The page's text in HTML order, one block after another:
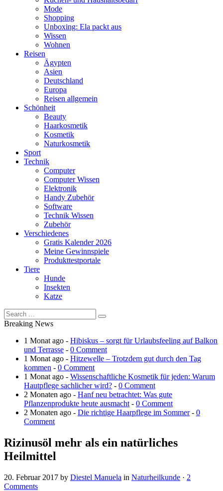
Mode
Shopping
Unboxing: Ela packt aus
Wissen
Wohnen
Reisen
Ägypten
Asien
Deutschland
Europa
Reisen allgemein
Schönheit
Beauty
Haarkosmetik
Kosmetik
Naturkosmetik
Sport
Technik
Computer
Computer Wissen
Elektronik
Handy Zubehör
Software
Technik Wissen
Zubehör
Verschiedenes
Gratis Kalender 2026
Meine Gewinnspiele
Produkttestportale
Tiere
Hunde
Insekten
Katze
Breaking News
1 Monat ago - Hibiskus – sorgt für Urlaubsfeeling auf Balkon
und Terrasse - 0 Comment
1 Monat ago - Hitzewelle – Trotzdem gut durch den Tag
kommen - 0 Comment
1 Monat ago - Wissenschaftliche Kosmetik für jeden: Warum
Hautpflege sachlicher wird? - 0 Comment
2 Monaten ago - Hanf neu betrachtet: Was gute
Pflanzenprodukte heute ausmacht - 0 Comment
2 Monaten ago - Die richtige Haarpflege im Sommer- 0
Comment
Rizinusöl mehr als ein natürliches
Heilmittel
20. Februar 2017 by Diestel Manuela in Naturheilkunde · 2
Comments